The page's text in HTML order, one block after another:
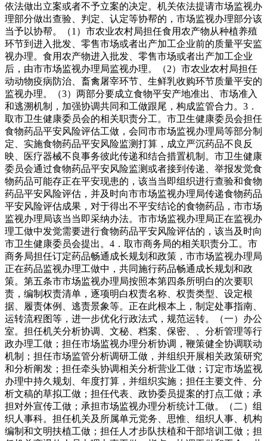
依法做出立案或者不予立案的决定。机关依法提请市场监视办
理部分做出查验、判定、认定等协帮的，市场监视办理部分该
当予以协帮。（1）市农业农村局担任食用农产物从种植养殖
环节到进入批发、零售市场或者出产加工企业前的质量平安监
视办理。食用农产物进入批发、零售市场或者出产加工企业
后，由市市场监视办理局监视办理。（2）市农业农村局担任
动动物疫病防治、畜禽屠宰环节、生鲜乳收购环节质量平安的
监视办理。（3）两部分要成立食物平安产地准出、市场准入
和逃溯机制，加强协调共同和工做跟尾，构成监管合力。3．
取市卫生健康委员会的相关职责分工。市卫生健康委员会担任
食物药品平安风险评估工做，会同市市场监视办理局等部分制
定、实施食物药品平安风险监测打算，成立严沉药品不良反
映、医疗器械不良事务彼此传递和结合措置机制。市卫生健康
委员会通过食物药品平安风险监测或者接到传递、举报发觉食
物药品可能存正在平安现患的，该当当即组织进行查验和食物
药品平安风险评估，并及时向市市场监视办理局传递食物药品
平安风险评估成果，对于得出不平安结论的食物药品，市市场
监视办理局该当当即采纳办法。市市场监视办理局正在监视办
理工做中发觉需要进行食物药品平安风险评估的，该当及时向
市卫生健康委员会提出。4．取市商务局的相关职责分工。市
商务局担任订定药品畅通成长规划和政策，市市场监视办理局
正在药品监视办理工做中，共同施行药品畅通成长规划和政
策。第五条市市场监视办理局按照本第四条所明白的次要职
责，编制权责清单，逐项明白权责名称、权责类型、设定根
据、履责体例、逃责景象等。正在此根本上，制定处事指南、
运转流程图等，进一步优化行政法式，规范运转。（一）办公
室。担任机关分析协调、文秘、档案、保密、、分析管理等行
政办理工做；担任市场监视办理分析协调，鞭策健全协调联动
机制；担任市场监管分析调研工做，并组织开展相关政策研究
和分析阐发；担任牵头协调相关分析营业工做；订定市场监视
办理中持久规划、年度打算，并组织实施；担任主要文件、分
析文稿的草拟工做；担任代表、政协委员提案的打点工做；承
担对外宣传工做；承担市场监视办理分析统计工做。（二）组
织人事科。担任机关及所属单元党务、思惟、组织人事、机构
编制和文明扶植工做；担任人才步队扶植和干部培训工做；担